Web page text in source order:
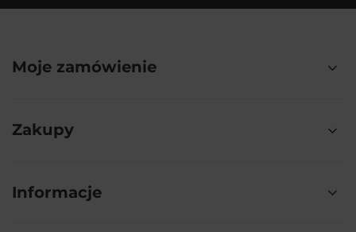
Moje zamówienie
Zakupy
Informacje